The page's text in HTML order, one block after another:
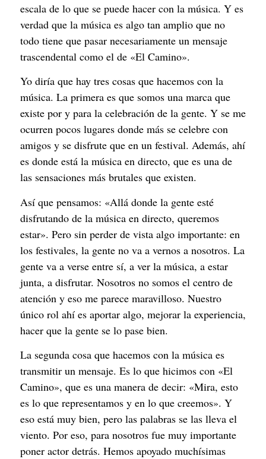
escala de lo que se puede hacer con la música. Y es
verdad que la música es algo tan amplio que no
todo tiene que pasar necesariamente un mensaje
trascendental como el de «El Camino».
Yo diría que hay tres cosas que hacemos con la
música. La primera es que somos una marca que
existe por y para la celebración de la gente. Y se me
ocurren pocos lugares donde más se celebre con
amigos y se disfrute que en un festival. Además, ahí
es donde está la música en directo, que es una de
las sensaciones más brutales que existen.
Así que pensamos: «Allá donde la gente esté
disfrutando de la música en directo, queremos
estar». Pero sin perder de vista algo importante: en
los festivales, la gente no va a vernos a nosotros. La
gente va a verse entre sí, a ver la música, a estar
junta, a disfrutar. Nosotros no somos el centro de
atención y eso me parece maravilloso. Nuestro
único rol ahí es aportar algo, mejorar la experiencia,
hacer que la gente se lo pase bien.
La segunda cosa que hacemos con la música es
transmitir un mensaje. Es lo que hicimos con «El
Camino», que es una manera de decir: «Mira, esto
es lo que representamos y en lo que creemos». Y
eso está muy bien, pero las palabras se las lleva el
viento. Por eso, para nosotros fue muy importante
poner actor detrás. Hemos apoyado muchísimas